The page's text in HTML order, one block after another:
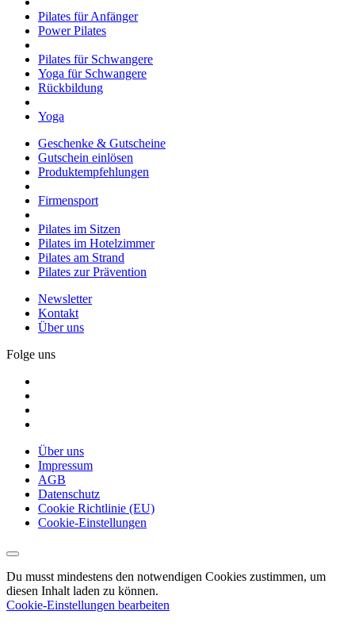
Pilates für Anfänger
Power Pilates
Pilates für Schwangere
Yoga für Schwangere
Rückbildung
Yoga
Geschenke & Gutscheine
Gutschein einlösen
Produktempfehlungen
Firmensport
Pilates im Sitzen
Pilates im Hotelzimmer
Pilates am Strand
Pilates zur Prävention
Newsletter
Kontakt
Über uns
Folge uns
Über uns
Impressum
AGB
Datenschutz
Cookie Richtlinie (EU)
Cookie-Einstellungen
Du musst mindestens den notwendigen Cookies zustimmen, um
diesen Inhalt laden zu können.
Cookie-Einstellungen bearbeiten